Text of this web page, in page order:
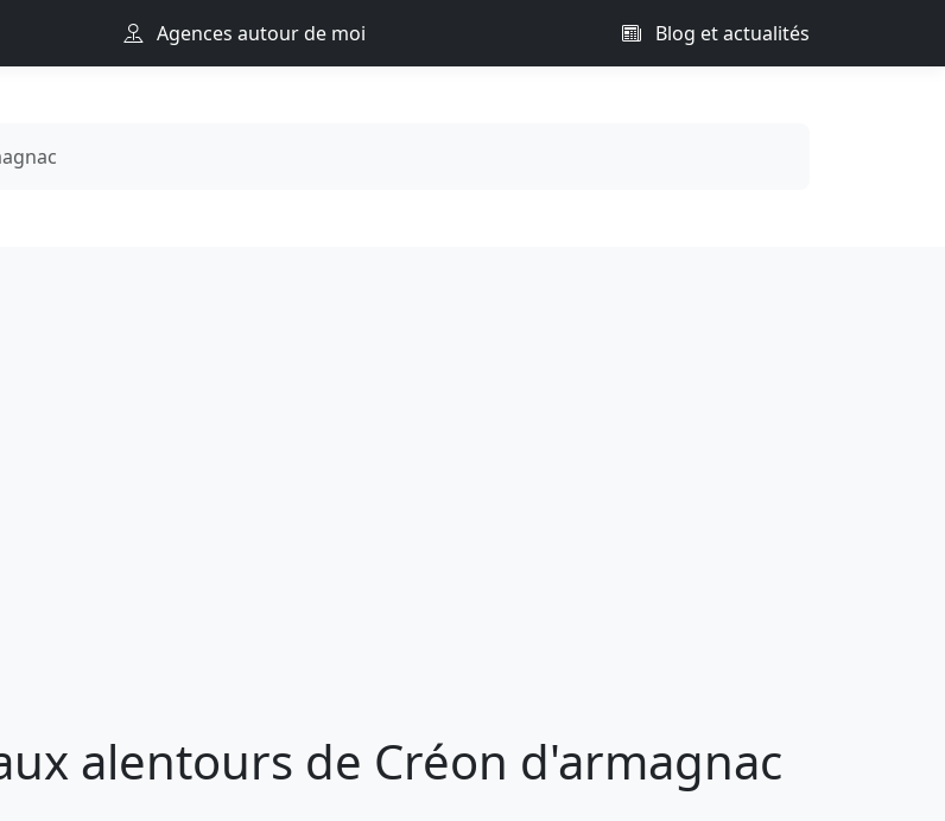
Agences autour de moi Blog et actualités
alentours de Créon d'armagnac